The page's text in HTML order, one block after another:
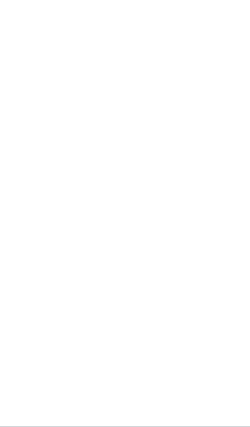
die Konkurrenz hat die